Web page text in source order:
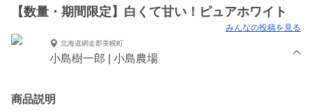
【数量・期間限定】白くて甘い！ピュアホワイト
みんなの投稿を見る
北海道網走郡美幌町
小島樹一郎 | 小島農場
商品説明